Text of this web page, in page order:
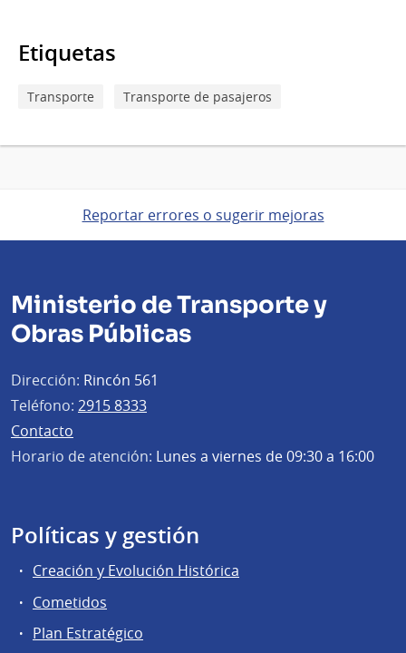
Etiquetas
Transporte Transporte de pasajeros
Reportar errores o sugerir mejoras
Ministerio de Transporte y
Obras Públicas
Dirección: Rincón 561
Teléfono: 2915 8333
Contacto
Horario de atención: Lunes a viernes de 09:30 a 16:00
Políticas y gestión
Creación y Evolución Histórica
Cometidos
Plan Estratégico